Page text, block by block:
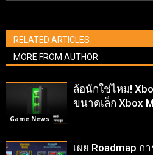
RELATED ARTICLES
MORE FROM AUTHOR
Game News
ล้อนักใช่ไหม!
ขนาดเล็ก Xbox
เผย Roadmap ก